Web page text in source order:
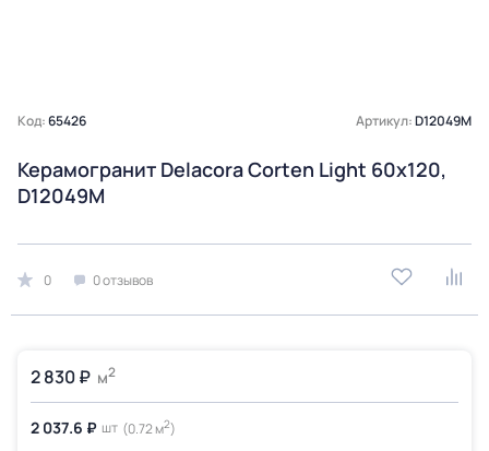
Код:65426 Артикул:D12049M
Керамогранит Delacora Corten Light 60x120,
D12049M
0 0 отзывов
2 830 ₽ м2
2 037.6 ₽ шт (0.72 м2)